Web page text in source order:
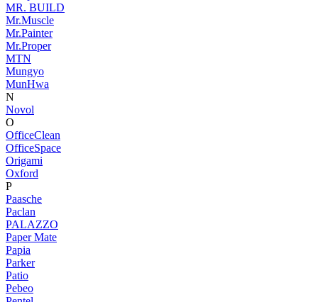
MR. BUILD
Mr.Muscle
Mr.Painter
Mr.Proper
MTN
Mungyo
MunHwa
N
Novol
O
OfficeClean
OfficeSpace
Origami
Oxford
P
Paasche
Paclan
PALAZZO
Paper Mate
Papia
Parker
Patio
Pebeo